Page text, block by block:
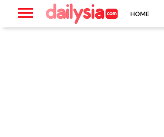
HOME